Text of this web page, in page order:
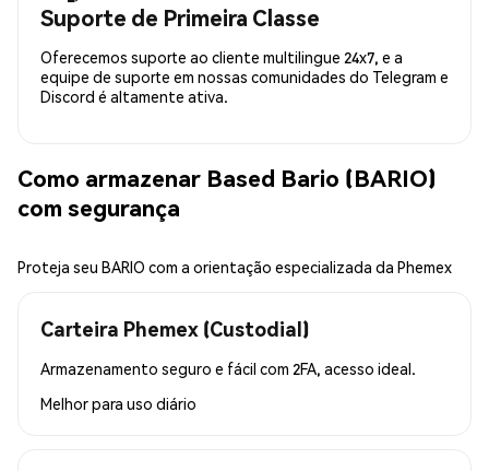
Suporte de Primeira Classe
Oferecemos suporte ao cliente multilingue 24x7, e a
equipe de suporte em nossas comunidades do Telegram e
Discord é altamente ativa.
Como armazenar Based Bario (BARIO)
com segurança
Proteja seu BARIO com a orientação especializada da Phemex
Carteira Phemex (Custodial)
Armazenamento seguro e fácil com 2FA, acesso ideal.
Melhor para uso diário